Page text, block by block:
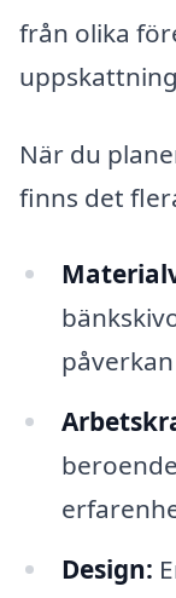
från olika
När du
finns det
Design: